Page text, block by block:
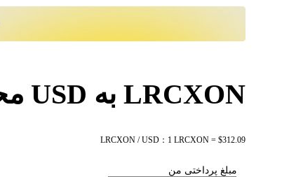
LRCXON به USD محاسبه نرخ ارز
LRCXON / USD：1 LRCXON = $312.09
مبلغ پرداختی من